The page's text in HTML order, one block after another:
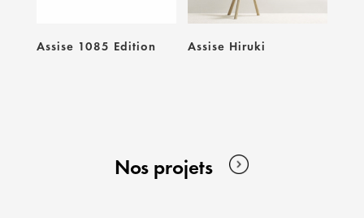
Assise 1085 Edition Assise Hiruki
Nos projets